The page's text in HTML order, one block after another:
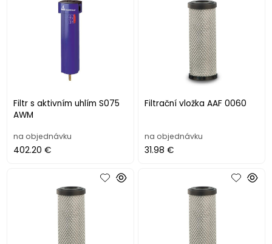
Filtr s aktivním uhlím S075
AWM
na objednávku
402.20 €
Filtrační vložka AAF 0060
na objednávku
31.98 €